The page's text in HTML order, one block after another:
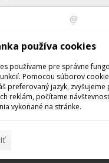
s
údajov
Odobrať
WEXBO |
služby. Používaním
s používaním súborov
používa cookies
používame pre správne
Pomocou súborov
preferovaný jazyk,
reklám, počítame
vykonané na stránke.